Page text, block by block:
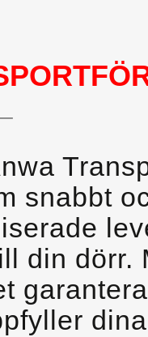
snabbt
din dörr.